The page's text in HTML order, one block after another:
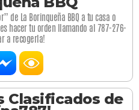
de La Borinqueña BBQ a tu casa o
hacer tu orden llamando al 787-276-
a recogerla!
Clasificados de